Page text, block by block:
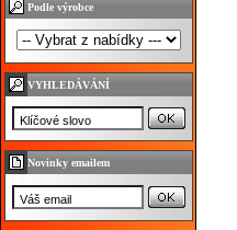
Podle výrobce
VYHLEDÁVÁNÍ
Novinky emailem